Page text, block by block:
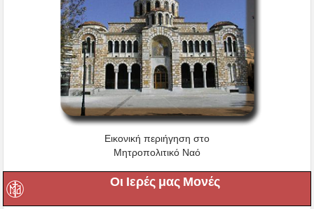
Εικονική περιήγηση στο
Μητροπολιτικό Ναό
Οι Ιερές μας Μονές